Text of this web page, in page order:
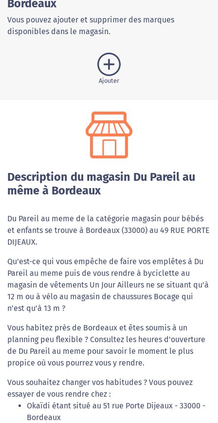
Bordeaux
Vous pouvez ajouter et supprimer des marques
disponibles dans le magasin.
Ajouter
Description du magasin Du Pareil au
même à Bordeaux
Du Pareil au meme de la catégorie magasin pour bébés
et enfants se trouve à Bordeaux (33000) au 49 RUE PORTE
DIJEAUX.
Qu'est-ce qui vous empêche de faire vos emplêtes à Du
Pareil au meme puis de vous rendre à byciclette au
magasin de vêtements Un Jour Ailleurs ne se situant qu'à
12 m ou à vélo au magasin de chaussures Bocage qui
n'est qu'à 13 m ?
Vous habitez près de Bordeaux et êtes soumis à un
planning peu flexible ? Consultez les heures d'ouverture
de Du Pareil au meme pour savoir le moment le plus
propice où vous pourrez vous y rendre.
Vous souhaitez changer vos habitudes ? Vous pouvez
essayer de vous rendre chez :
Okaïdi étant situé au 51 rue Porte Dijeaux - 33000 -
Bordeaux